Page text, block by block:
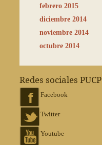
febrero 2015
diciembre 2014
noviembre 2014
octubre 2014
Redes sociales PUCP
Facebook
Twitter
Youtube